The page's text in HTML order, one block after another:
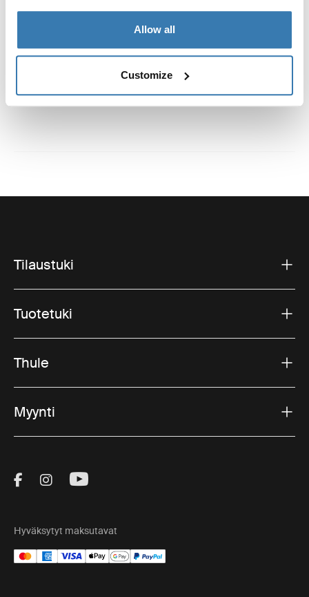
Allow all
Customize
Tavaramerkin rekisteröinti: Thule Sweden AB
Valmistajan nimi: Thule Sweden
Valmistajan osoite: Borggatan 5, 335 73 Hillerstorp,
Sähköposti: support@thule.com
Sivusto: www.thule.com
Tilaustuki
Tuotetuki
Thule
Myynti
Visit Thule on Facebook (external link)
Visit Thule on Instagram (external link)
Visit Thule on Youtube (external
Hyväksytyt maksutavat